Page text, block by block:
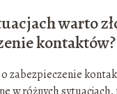
warto
kontaktów?
zabezpieczenie